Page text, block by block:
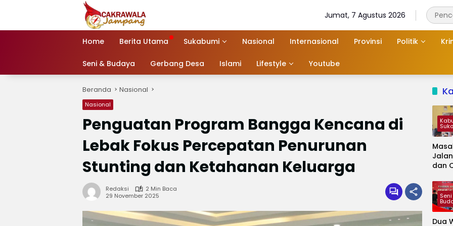
Jumat, 7 Agustus 2026
Home Berita Utama Sukabumi Nasional Internasional Provinsi Politik
Seni & Budaya Gerbang Desa Islami Lifestyle Youtube
Beranda Nasional
Nasional
Penguatan Program Bangga Kencana di
Lebak Fokus Percepatan Penurunan
Stunting dan Ketahanan Keluarga
Redaksi
2 Min Baca
29 November 2025
dan
Jadi
Dua